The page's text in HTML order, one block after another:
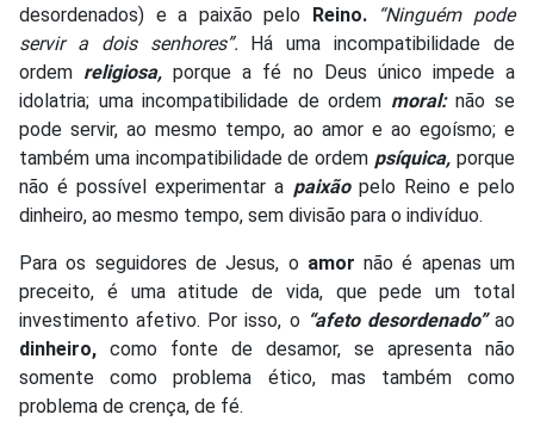
desordenados) e a paixão pelo Reino.
“Ninguém pode
servir a dois senhores”. Há uma incompatibilidade de
ordem religiosa, porque a fé no Deus único impede a
idolatria; uma incompatibilidade de ordem moral:não se
pode servir, ao mesmo tempo, ao amor e ao egoísmo; e
também uma incompatibilidade de ordem psíquica, porque
não é possível experimentar a paixão pelo Reino e pelo
dinheiro, ao mesmo tempo, sem divisão para o indivíduo.
Para os seguidores de Jesus, o amor não é apenas um
preceito, é uma atitude de vida, que pede um total
investimento afetivo. Por isso, o “afeto desordenado”ao
dinheiro, como fonte de desamor, se apresenta não
somente como problema ético, mas também como
problema de crença, de fé.